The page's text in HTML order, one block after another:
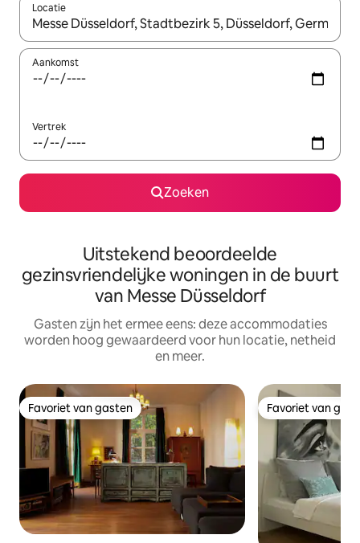
Locatie
Wanneer er suggesties beschikbaar zijn, maak je een keuze
Aankomst
Vertrek
Zoeken
Uitstekend beoordeelde
gezinsvriendelijke woningen in de buurt
van Messe Düsseldorf
Gasten zijn het ermee eens: deze accommodaties
worden hoog gewaardeerd voor hun locatie, netheid
en meer.
Favoriet van gasten
Favoriet van gasten Favoriet van
Favoriet van